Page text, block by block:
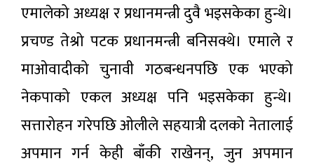
एमालेको अध्यक्ष र प्रधानमन्त्री दुवै भइसकेका हुन्थे।
प्रचण्ड तेश्रो पटक प्रधानमन्त्री बनिसक्थे। एमाले र
माओवादीको चुनावी गठबन्धनपछि एक भएको
नेकपाको एकल अध्यक्ष पनि भइसकेका हुन्थे।
सत्तारोहन गरेपछि ओलीले सहयात्री दलको नेतालाई
अपमान गर्न केही बाँकी राखेनन्, जुन अपमान